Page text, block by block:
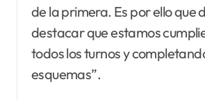
de la primera. Es por ello que
destacar que estamos
todos los turnos y
esquemas”.